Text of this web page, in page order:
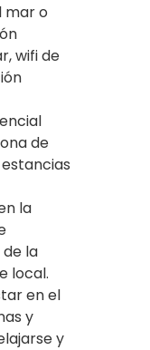
mar o
wifi de
de
la
la
local.
en el
y
y